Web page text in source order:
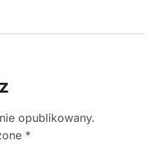
opublikowany.
*